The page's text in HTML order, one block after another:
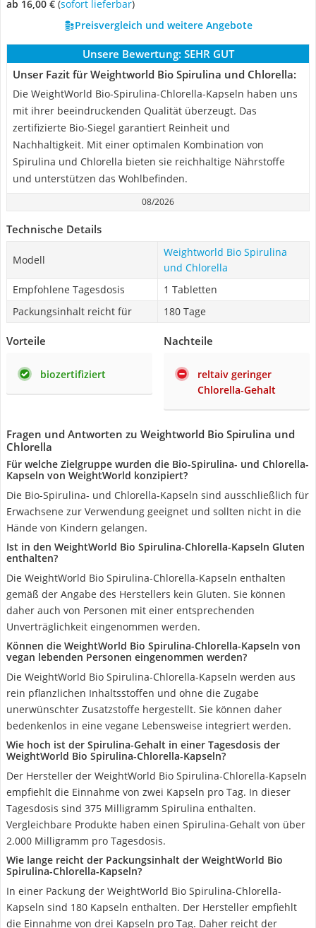
ab 16,00 € ( Sofort lieferbar)
Preisvergleich und weitere Angebote
Unsere Bewertung: SEHR GUT
Unser Fazit für Weightworld Bio Spirulina und Chlorella:
Die WeightWorld Bio-Spirulina-Chlorella-Kapseln haben uns
mit ihrer beeindruckenden Qualität überzeugt. Das
zertifizierte Bio-Siegel garantiert Reinheit und
Nachhaltigkeit. Mit einer optimalen Kombination von
Spirulina und Chlorella bieten sie reichhaltige Nährstoffe
und unterstützen das Wohlbefinden.
08/2026
Technische Details
Modell
Weightworld Bio Spirulina
und Chlorella
Empfohlene Tagesdosis
1 Tabletten
Packungsinhalt reicht für
180 Tage
Vorteile
biozertifiziert
Nachteile
reltaiv geringer
Chlorella-Gehalt
Fragen und Antworten zu Weightworld Bio Spirulina und
Chlorella
Für welche Zielgruppe wurden die Bio-Spirulina- und Chlorella-
Kapseln von WeightWorld konzipiert?
Die Bio-Spirulina- und Chlorella-Kapseln sind ausschließlich für
Erwachsene zur Verwendung geeignet und sollten nicht in die
Hände von Kindern gelangen.
Ist in den WeightWorld Bio Spirulina-Chlorella-Kapseln Gluten
enthalten?
Die WeightWorld Bio Spirulina-Chlorella-Kapseln enthalten
gemäß der Angabe des Herstellers kein Gluten. Sie können
daher auch von Personen mit einer entsprechenden
Unverträglichkeit eingenommen werden.
Können die WeightWorld Bio Spirulina-Chlorella-Kapseln von
vegan lebenden Personen eingenommen werden?
Die WeightWorld Bio Spirulina-Chlorella-Kapseln werden aus
rein pflanzlichen Inhaltsstoffen und ohne die Zugabe
unerwünschter Zusatzstoffe hergestellt. Sie können daher
bedenkenlos in eine vegane Lebensweise integriert werden.
Wie hoch ist der Spirulina-Gehalt in einer Tagesdosis der
WeightWorld Bio Spirulina-Chlorella-Kapseln?
Der Hersteller der WeightWorld Bio Spirulina-Chlorella-Kapseln
empfiehlt die Einnahme von zwei Kapseln pro Tag. In dieser
Tagesdosis sind 375 Milligramm Spirulina enthalten.
Vergleichbare Produkte haben einen Spirulina-Gehalt von über
2.000 Milligramm pro Tagesdosis.
Wie lange reicht der Packungsinhalt der WeightWorld Bio
Spirulina-Chlorella-Kapseln?
In einer Packung der WeightWorld Bio Spirulina-Chlorella-
Kapseln sind 180 Kapseln enthalten. Der Hersteller empfiehlt
die Einnahme von drei Kapseln pro Tag. Daher reicht der